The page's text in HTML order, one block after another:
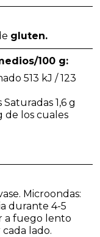
gluten.
100 g:
513 kJ / 123
1,6 g
de los cuales
Microondas:
durante 4-5
a fuego lento
lado.